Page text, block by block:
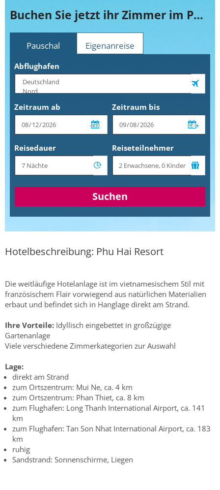
Buchen Sie jetzt ihr Zimmer im Phu Hai Resort
Pauschal Eigenanreise
Abflughafen
Zeitraum ab Zeitraum bis
Reisedauer Reiseteilnehmer
Suchen
Hotelbeschreibung: Phu Hai Resort
Die weitläufige Hotelanlage ist im vietnamesischem Stil mit
französischem Flair vorwiegend aus natürlichen Materialien
erbaut und befindet sich in Hanglage direkt am Strand.
Ihre Vorteile: Idyllisch eingebettet in großzügige
Gartenanlage
Viele verschiedene Zimmerkategorien zur Auswahl
Lage:
direkt am Strand
zum Ortszentrum: Mui Ne, ca. 4 km
zum Ortszentrum: Phan Thiet, ca. 8 km
zum Flughafen: Long Thanh International Airport, ca. 141
km
zum Flughafen: Tan Son Nhat International Airport, ca. 183
km
ruhig
Sandstrand: Sonnenschirme, Liegen